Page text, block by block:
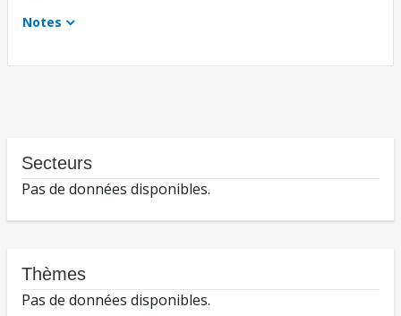
Notes
Secteurs
Pas de données disponibles.
Thèmes
Pas de données disponibles.